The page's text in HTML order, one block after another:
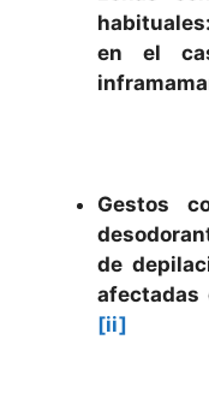
en el
Gestos
de
afectadas
[ii]